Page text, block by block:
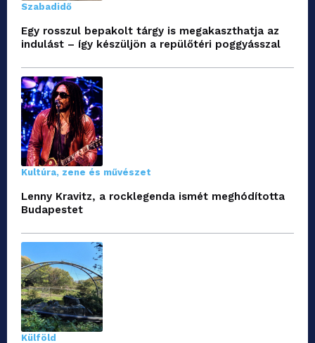
Szabadidő
Egy rosszul bepakolt tárgy is megakaszthatja az
indulást – így készüljön a repülőtéri poggyásszal
Kultúra, zene és művészet
Lenny Kravitz, a rocklegenda ismét meghódította
Budapestet
Külföld